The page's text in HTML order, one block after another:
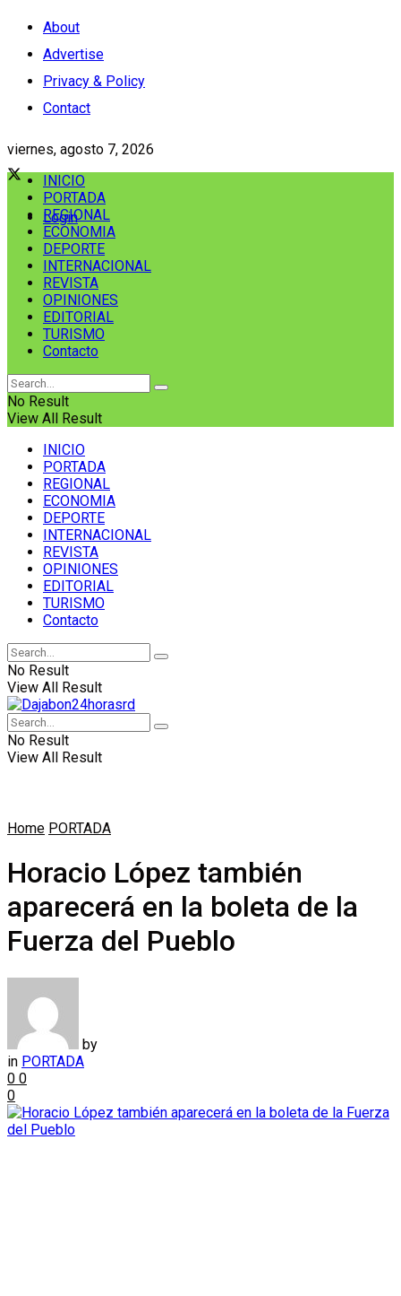
About
Advertise
Privacy & Policy
Contact
viernes, agosto 7, 2026
Login
INICIO
PORTADA
REGIONAL
ECONOMIA
DEPORTE
INTERNACIONAL
REVISTA
OPINIONES
EDITORIAL
TURISMO
Contacto
No Result
View All Result
INICIO
PORTADA
REGIONAL
ECONOMIA
DEPORTE
INTERNACIONAL
REVISTA
OPINIONES
EDITORIAL
TURISMO
Contacto
No Result
View All Result
No Result
View All Result
Home PORTADA
Horacio López también
aparecerá en la boleta de la
Fuerza del Pueblo
by
in PORTADA
0 0
0